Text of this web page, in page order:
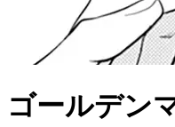
ゴールデン